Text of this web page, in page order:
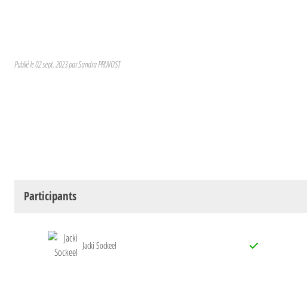
Publié le02 sept. 2023parSandra PRUVOST
Participants
Jacki Sockeel